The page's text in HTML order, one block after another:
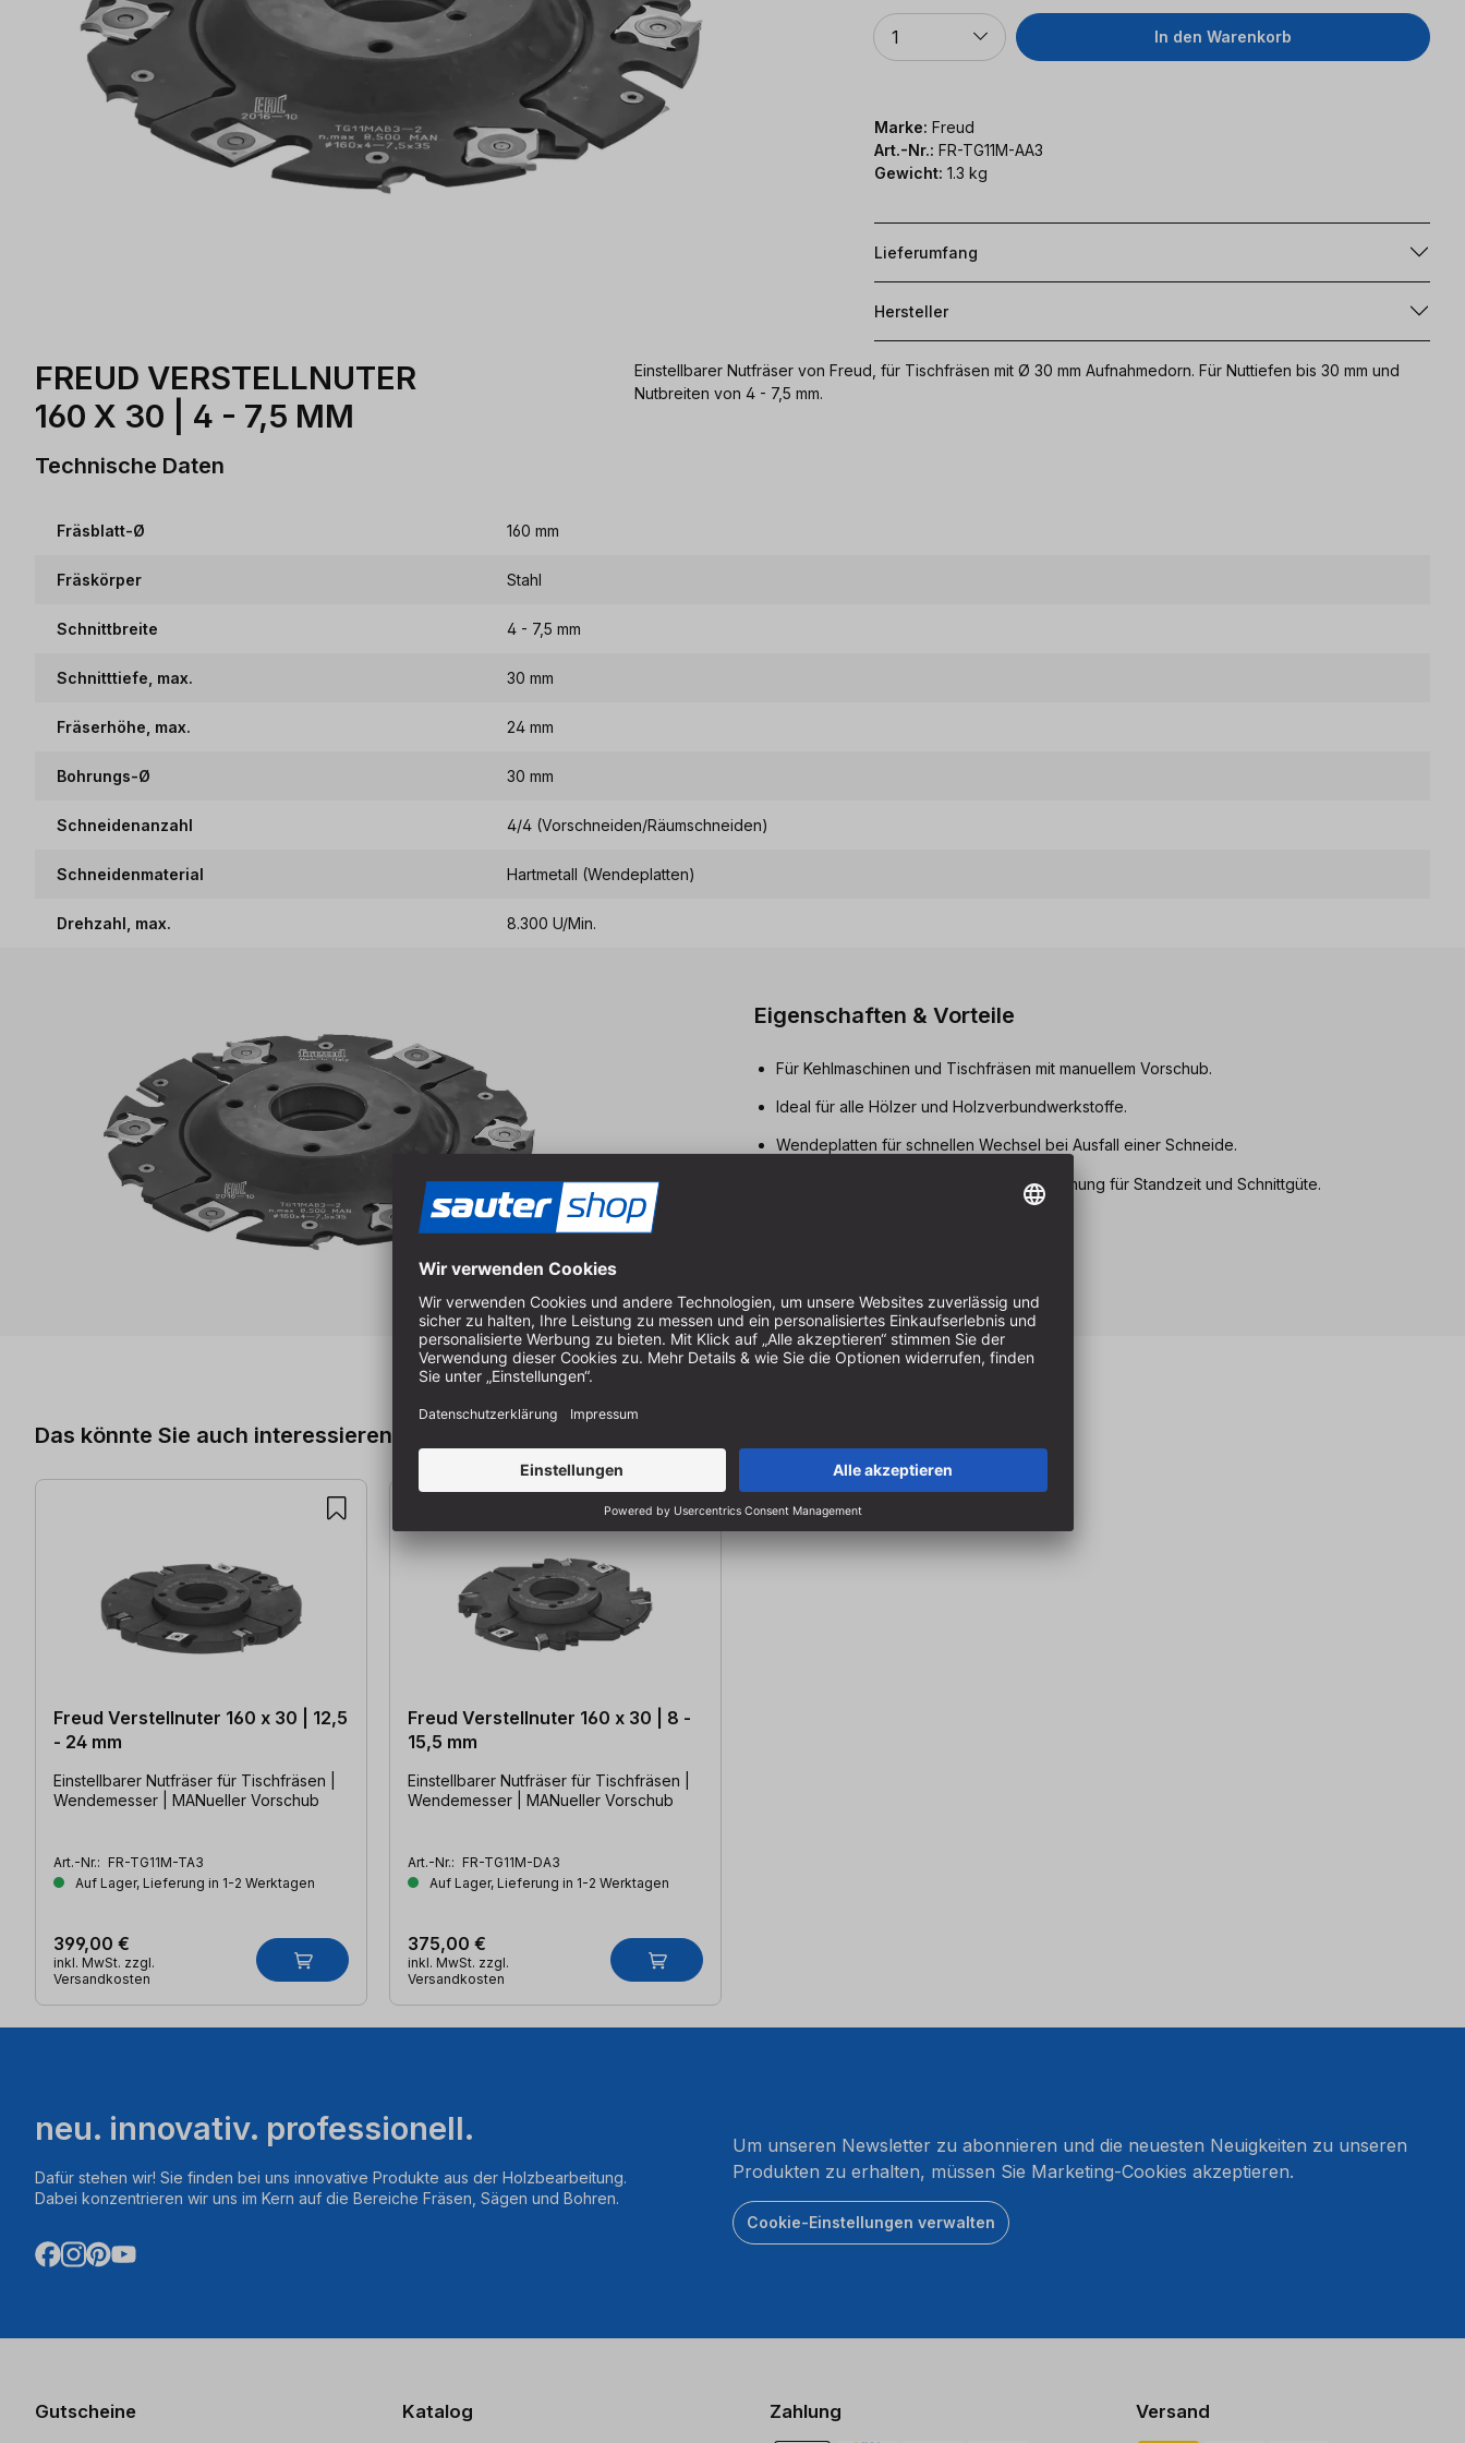
Anzahl
1 In den Warenkorb
Marke: Freud
Art.-Nr.: FR-TG11M-AA3
Gewicht: 1.3 kg
Lieferumfang
Hersteller
FREUD VERSTELLNUTER
160 X 30 | 4 - 7,5 MM
Einstellbarer Nutfräser von Freud, für Tischfräsen mit Ø 30 mm Aufnahmedorn. Für Nuttiefen bis 30 mm und
Nutbreiten von 4 - 7,5 mm.
Technische Daten
Fräsblatt-Ø 160 mm
Fräskörper Stahl
Schnittbreite 4 - 7,5 mm
Schnitttiefe, max. 30 mm
Fräserhöhe, max. 24 mm
Bohrungs-Ø 30 mm
Schneidenanzahl 4/4 (Vorschneiden/Räumschneiden)
Schneidenmaterial Hartmetall (Wendeplatten)
Drehzahl, max. 8.300 U/Min.
Eigenschaften & Vorteile
Für Kehlmaschinen und Tischfräsen mit manuellem Vorschub.
Ideal für alle Hölzer und Holzverbundwerkstoffe.
Wendeplatten für schnellen Wechsel bei Ausfall einer Schneide.
Hauseigene Titanium-Kobalt-Karbid Mischung für Standzeit und Schnittgüte.
Das könnte Sie auch interessieren
Freud Verstellnuter 160 x 30 | 12,5
- 24 mm
Einstellbarer Nutfräser für Tischfräsen |
Wendemesser | MANueller Vorschub
Art.-Nr.: FR-TG11M-TA3
Auf Lager, Lieferung in 1-2 Werktagen
399,00 €
inkl. MwSt. zzgl.
Versandkosten
Freud Verstellnuter 160 x 30 | 8 -
15,5 mm
Einstellbarer Nutfräser für Tischfräsen |
Wendemesser | MANueller Vorschub
Art.-Nr.: FR-TG11M-DA3
Auf Lager, Lieferung in 1-2 Werktagen
375,00 €
inkl. MwSt. zzgl.
Versandkosten
neu. innovativ. professionell.
Dafür stehen wir! Sie finden bei uns innovative Produkte aus der Holzbearbeitung.
Dabei konzentrieren wir uns im Kern auf die Bereiche Fräsen, Sägen und Bohren.
Um unseren Newsletter zu abonnieren und die neuesten Neuigkeiten zu unseren
Produkten zu erhalten, müssen Sie Marketing-Cookies akzeptieren.
Cookie-Einstellungen verwalten
Gutscheine Katalog Zahlung Versand